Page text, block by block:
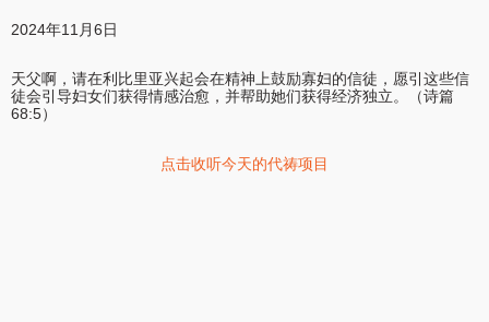
2024年11月6日
天父啊，请在利比里亚兴起会在精神上鼓励寡妇的信徒，愿引这些信
徒会引导妇女们获得情感治愈，并帮助她们获得经济独立。（诗篇
68:5）
点击收听今天的代祷项目